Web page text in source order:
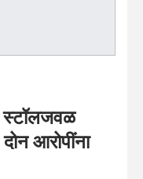
स्टॉलजवळ
आरोपींना